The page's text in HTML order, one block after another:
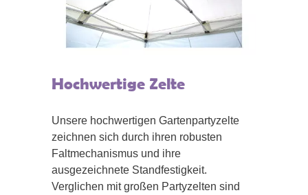
Hochwertige Zelte
Unsere hochwertigen Gartenpartyzelte
zeichnen sich durch ihren robusten
Faltmechanismus und ihre
ausgezeichnete Standfestigkeit.
Verglichen mit großen Partyzelten sind